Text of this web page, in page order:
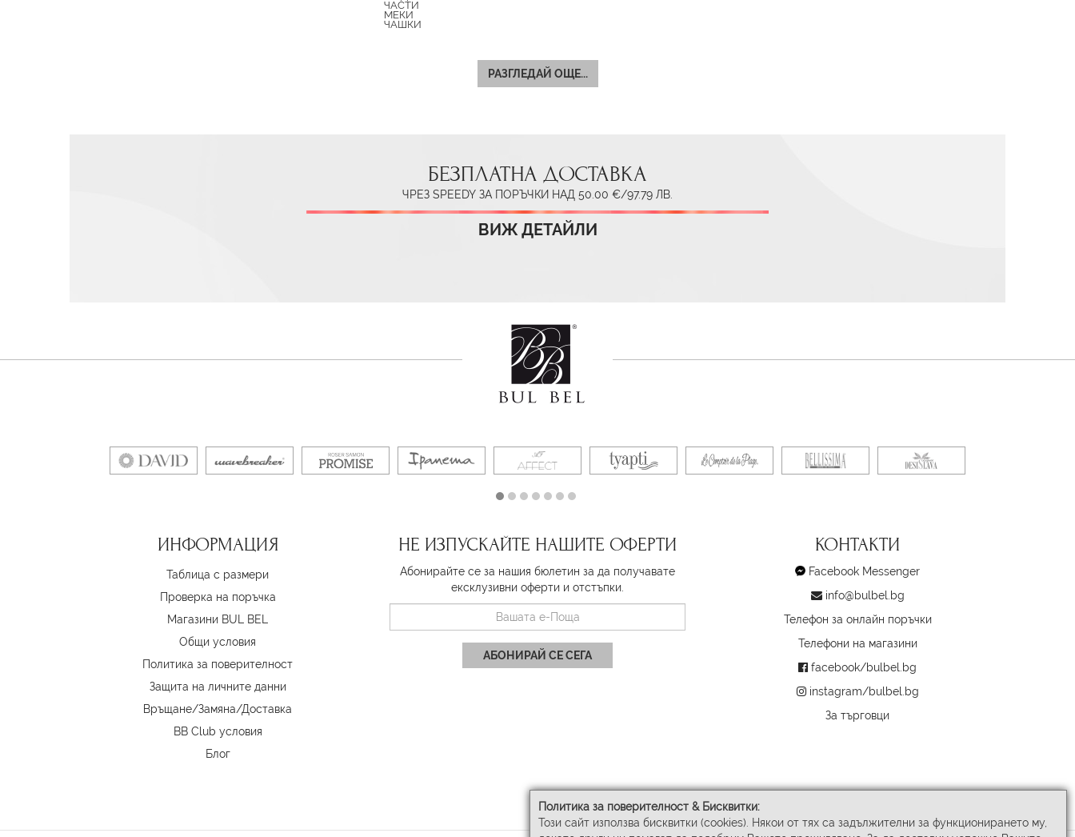
Политика за поверителност & Бисквитки:
Този сайт използва бисквитки (cookies). Някои от тях са задължителни за функционирането му,
ЧАСТИ
МЕКИ
ЧАШКИ
РАЗГЛЕДАЙ ОЩЕ...
БЕЗПЛАТНА ДОСТАВКА
ЧРЕЗ SPEEDY ЗА ПОРЪЧКИ НАД 50.00 €/97.79 ЛВ.
ВИЖ ДЕТАЙЛИ
ИНФОРМАЦИЯ
Таблица с размери
Проверка на поръчка
Магазини BUL BEL
Oбщи условия
Политика за поверителност
Защита на личните данни
Връщане/Замяна/Доставка
BB Club условия
Блог
НЕ ИЗПУСКАЙТЕ НАШИТЕ ОФЕРТИ
Абонирайте се за нашия бюлетин за да получавате
ексклузивни оферти и отстъпки.
АБОНИРАЙ СЕ СЕГА
КОНТАКТИ
Facebook Messenger
info@bulbel.bg
Телефон за онлайн поръчки
Телефони на магазини
facebook/bulbel.bg
instagram/bulbel.bg
За търговци